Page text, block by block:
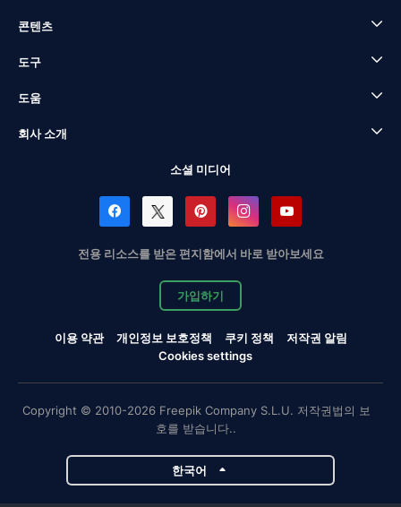
콘텐츠
도구
도움
회사 소개
소셜 미디어
전용 리소스를 받은 편지함에서 바로 받아보세요
가입하기
이용 약관 개인정보 보호정책 쿠키 정책
저작권 알림
Cookies settings
Copyright © 2010-2026 Freepik Company S.L.U. 저작권법의 보
호를 받습니다..
한국어